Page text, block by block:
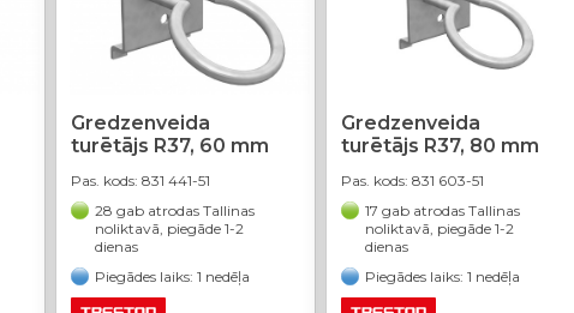
Gredzenveida
turētājs R37, 60 mm
Pas. kods: 831 441-51
28 gab atrodas Tallinas
noliktavā, piegāde 1-2
dienas
Piegādes laiks: 1 nedēļa
Gredzenveida
turētājs R37, 80 mm
Pas. kods: 831 603-51
17 gab atrodas Tallinas
noliktavā, piegāde 1-2
dienas
Piegādes laiks: 1 nedēļa